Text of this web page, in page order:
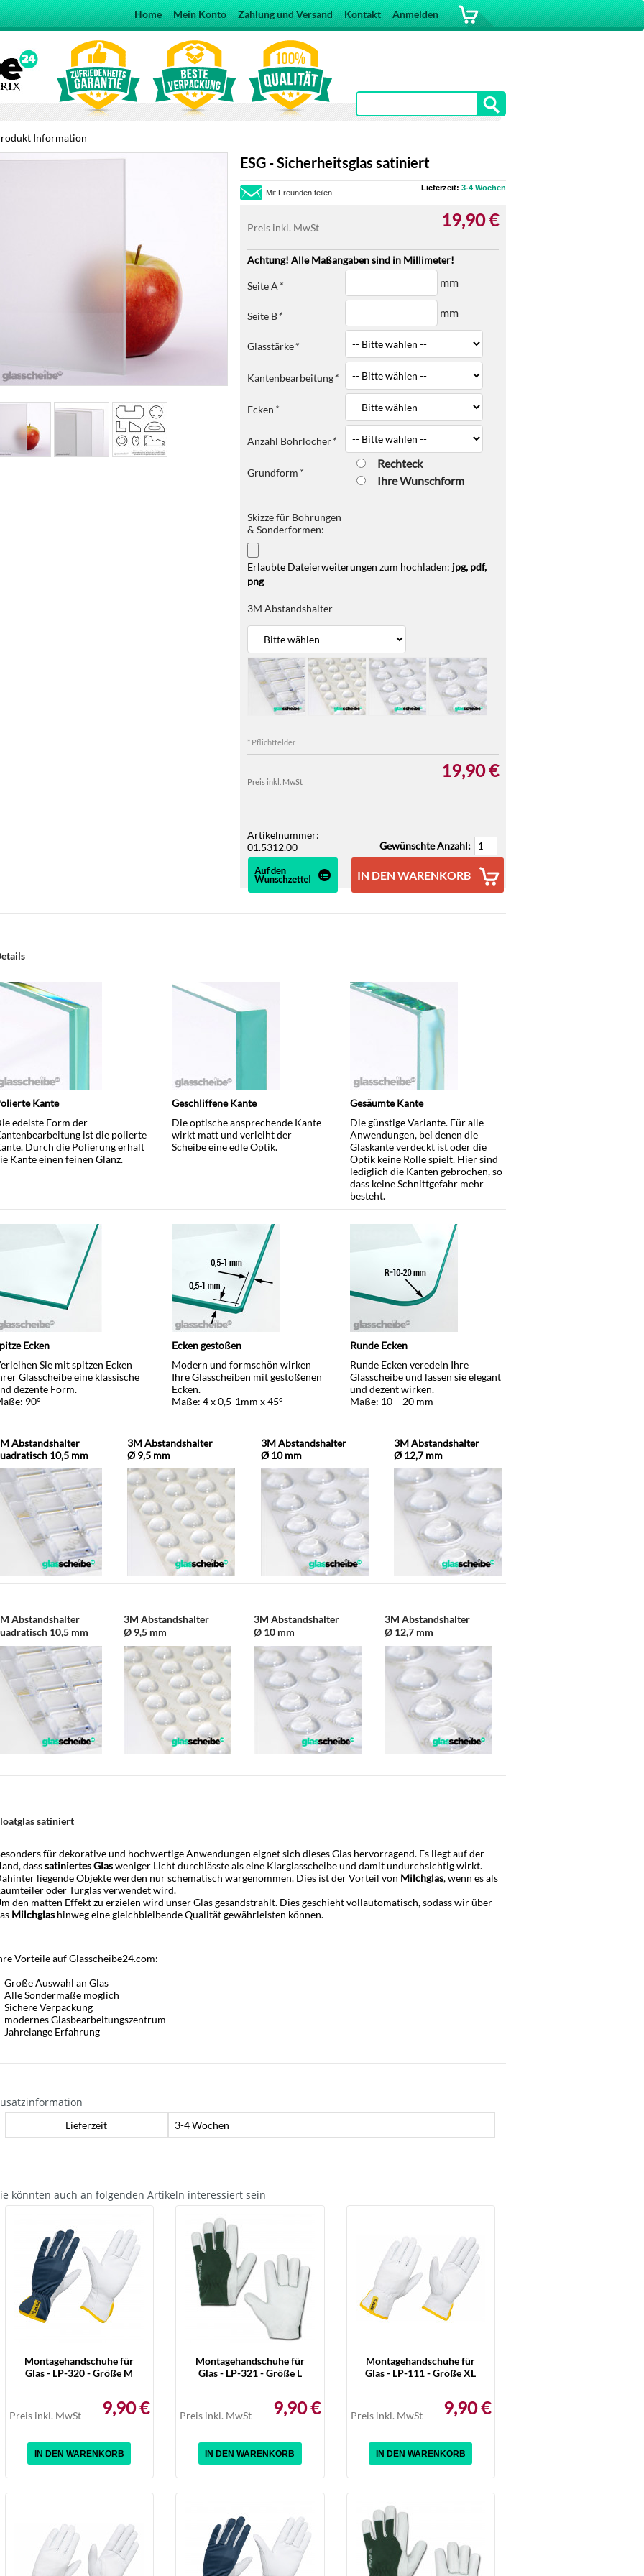
Home Mein Konto Zahlung und Versand Kontakt Anmelden
Information
ESG - Sicherheitsglas satiniert
Mit Freunden teilen
Lieferzeit: 3-4 Wochen
Preis inkl. MwSt 19,90 €
Achtung! Alle Maßangaben sind in Millimeter!
Seite A* mm
Seite B* mm
Glasstärke*
Kantenbearbeitung*
Ecken*
Anzahl Bohrlöcher*
Grundform*
Rechteck
Ihre Wunschform
Skizze für Bohrungen
& Sonderformen:
Erlaubte Dateierweiterungen zum hochladen: jpg, pdf,
png
3M Abstandshalter
* Pflichtfelder
Preis inkl. MwSt
19,90 €
Artikelnummer:
01.5312.00
Gewünschte Anzahl:
IN DEN WARENKORB
Kante
edelste Form der
ist die polierte
Durch die Polierung erhält
Kante einen feinen Glanz.
Geschliffene Kante
Die optische ansprechende Kante
wirkt matt und verleiht der
Scheibe eine edle Optik.
Gesäumte Kante
Die günstige Variante. Für alle
Anwendungen, bei denen die
Glaskante verdeckt ist oder die
Optik keine Rolle spielt. Hier sind
lediglich die Kanten gebrochen, so
dass keine Schnittgefahr mehr
besteht.
Ecken
Sie mit spitzen Ecken
Glasscheibe eine klassische
dezente Form.
90°
Ecken gestoßen
Modern und formschön wirken
Ihre Glasscheiben mit gestoßenen
Ecken.
Maße: 4 x 0,5-1mm x 45°
Runde Ecken
Runde Ecken veredeln Ihre
Glasscheibe und lassen sie elegant
und dezent wirken.
Maße: 10 – 20 mm
Abstandshalter
10,5 mm
3M Abstandshalter
Ø 9,5 mm
3M Abstandshalter
Ø 10 mm
3M Abstandshalter
Ø 12,7 mm
Abstandshalter
10,5 mm
3M Abstandshalter
Ø 9,5 mm
3M Abstandshalter
Ø 10 mm
3M Abstandshalter
Ø 12,7 mm
satiniert
für dekorative und hochwertige Anwendungen eignet sich dieses Glas hervorragend. Es liegt auf der
dasssatiniertes Glasweniger Licht durchlässte als eine Klarglasscheibe und damit undurchsichtig wirkt.
liegende Objekte werden nur schematisch wargenommen. Dies ist der Vorteil von Milchglas, wenn es als
oder Türglas verwendet wird.
den matten Effekt zu erzielen wird unser Glas gesandstrahlt. Dies geschieht vollautomatisch, sodass wir über
Milchglashinweg eine gleichbleibende Qualität gewährleisten können.
Vorteile auf Glasscheibe24.com:
Große Auswahl an Glas
Alle Sondermaße möglich
Sichere Verpackung
modernes Glasbearbeitungszentrum
Jahrelange Erfahrung
Lieferzeit 3-4 Wochen
könnten auch an folgenden Artikeln interessiert sein
Montagehandschuhe für
Glas - LP-320 - Größe M
Preis inkl. MwSt 9,90 €
IN DEN WARENKORB
Montagehandschuhe für
Glas - LP-321 - Größe L
Preis inkl. MwSt 9,90 €
IN DEN WARENKORB
Montagehandschuhe für
Glas - LP-111 - Größe XL
Preis inkl. MwSt 9,90 €
IN DEN WARENKORB